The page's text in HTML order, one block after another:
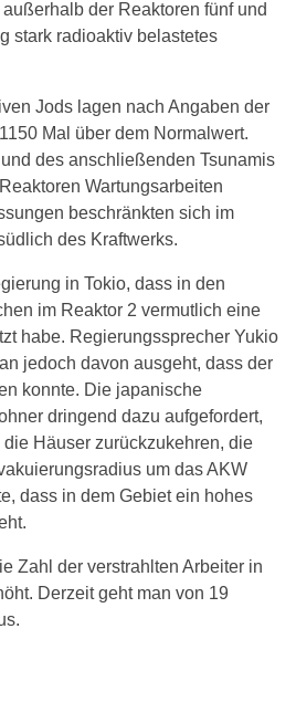
der Reaktoren fünf und
stark radioaktiv belastetes
Jods lagen nach Angaben der
Mal über dem Normalwert.
des anschließenden Tsunamis
Wartungsarbeiten
beschränkten sich im
des Kraftwerks.
in Tokio, dass in den
im Reaktor 2 vermutlich eine
habe. Regierungssprecher Yukio
jedoch davon ausgeht, dass der
konnte. Die japanische
dringend dazu aufgefordert,
Häuser zurückzukehren, die
um das AKW
dass in dem Gebiet ein hohes
Zahl der verstrahlten Arbeiter in
Derzeit geht man von 19